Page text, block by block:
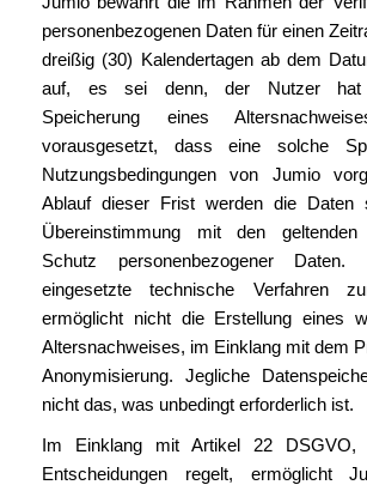
personenbezogenen Daten für einen
dreißig (30) Kalendertagen ab dem
auf, es sei denn, der Nutzer hat
Speicherung eines
vorausgesetzt, dass eine solche
Nutzungsbedingungen von Jumio
Ablauf dieser Frist werden die Daten
Übereinstimmung mit den
Schutz personenbezogener
eingesetzte technische Verfahren
ermöglicht nicht die Erstellung eines
Altersnachweises, im Einklang mit dem
Anonymisierung. Jegliche
nicht das, was unbedingt erforderlich ist.
Im Einklang mit Artikel 22 DSGVO,
Entscheidungen regelt, ermöglicht